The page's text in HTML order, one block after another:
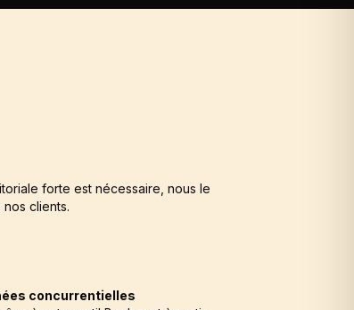
forte est nécessaire, nous le
clients.
concurrentielles